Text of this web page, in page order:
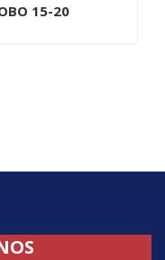
02-10 CHICO